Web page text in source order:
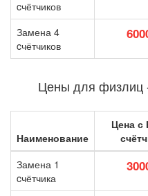
cчётчиков
Замена 4
cчётчиков
Цены для физлиц
Наименование
Цена
Замена 1
cчётчика